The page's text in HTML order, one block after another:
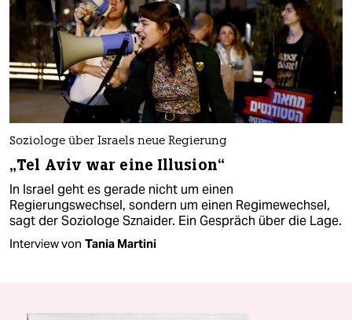
Soziologe über Israels neue Regierung
„Tel Aviv war eine Illusion“
In Israel geht es gerade nicht um einen
Regierungswechsel, sondern um einen Regimewechsel,
sagt der Soziologe Sznaider. Ein Gespräch über die Lage.
Interview von Tania Martini